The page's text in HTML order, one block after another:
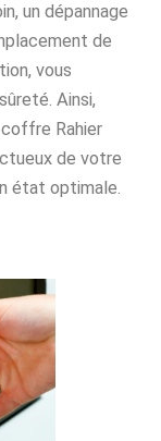
un dépannage
de
vous
Ainsi,
Rahier
de votre
état optimale.